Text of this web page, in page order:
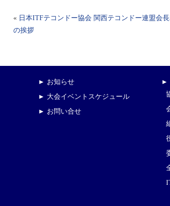
« 日本ITFテコンドー協会 関西テコンドー連盟会
の挨拶
► お知らせ
► 大会イベントスケジュール
► お問い合せ
►